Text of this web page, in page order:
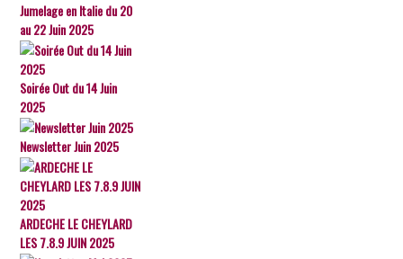
Jumelage en Italie du 20
au 22 Juin 2025
Soirée Out du 14 Juin
2025
Newsletter Juin 2025
ARDECHE LE CHEYLARD
LES 7.8.9 JUIN 2025